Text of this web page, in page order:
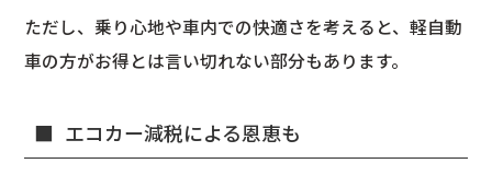
ただし、乗り心地や車内での快適さを考えると、軽自動
車の方がお得とは言い切れない部分もあります。
エコカー減税による恩恵も